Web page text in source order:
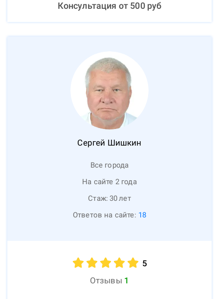
Консультация от 500руб
Сергей Шишкин
Все города
На сайте 2 года
Стаж: 30лет
Ответов на сайте: 18
5
Отзывы 1